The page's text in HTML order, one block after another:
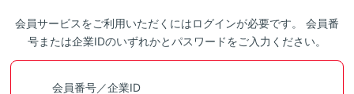
会員サービスをご利用いただくにはログインが必要です。 会員番
号または企業IDのいずれかとパスワードをご入力ください。
会員番号／企業ID